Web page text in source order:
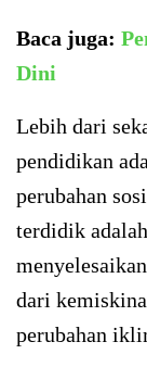
Baca juga:
Dini
Lebih dari
pendidikan
perubahan
terdidik
dari
perubahan